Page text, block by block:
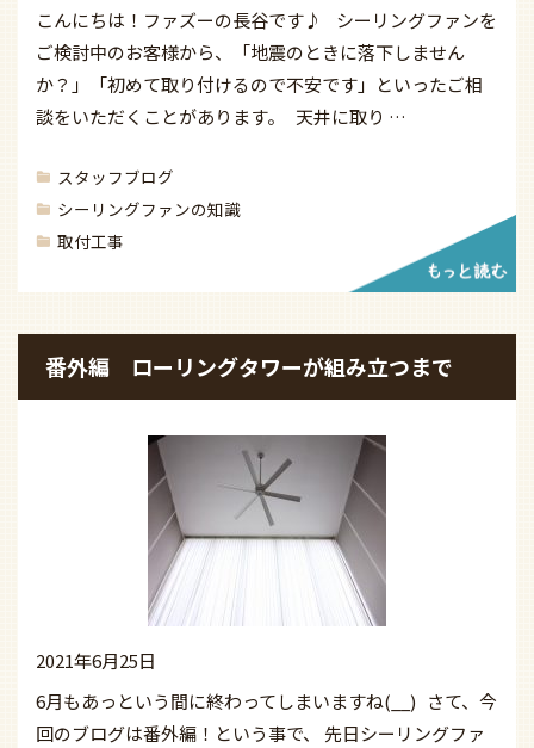
こんにちは！ファズーの長谷です♪ シーリングファンを
ご検討中のお客様から、「地震のときに落下しません
か？」「初めて取り付けるので不安です」といったご相
談をいただくことがあります。 天井に取り …
スタッフブログ
シーリングファンの知識
取付工事
番外編 ローリングタワーが組み立つまで
2021年6月25日
6月もあっという間に終わってしまいますね(__) さて、今
回のブログは番外編！という事で、 先日シーリングファ